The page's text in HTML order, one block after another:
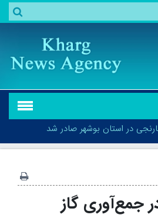
در استان بوشهر صادر شد
در استان بوشهر صادر شد
جمع‌آوری گاز